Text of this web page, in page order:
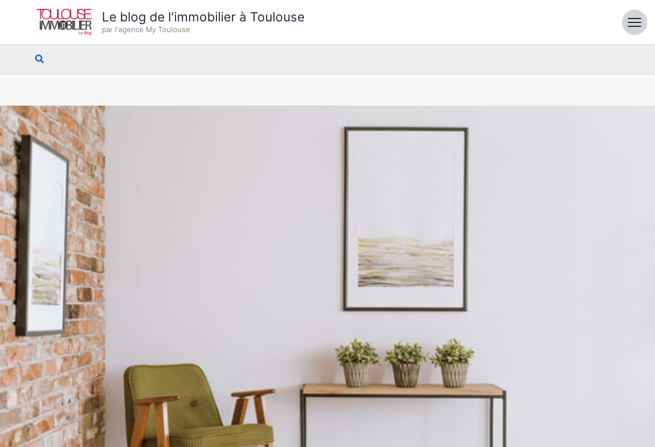
Le blog de l'immobilier à Toulouse
par l'agence My Toulouse
Rechercher